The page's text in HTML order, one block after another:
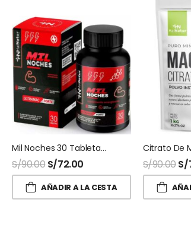
Mil Noches 30 Tabletas HNhalnatur
S/90.00 S/72.00
AÑADIR A LA CESTA
S/90.00S/